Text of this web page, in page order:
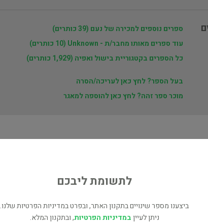
ספרים נוספים למכירה של נעם (39 כותרים)
עוד ספרים מאותו מחבר/ת - Unknown (10 כותרים)
כל הספרים בקטגוריית בישול ואפיה (1,929 כותרים)
בעל הספר? לחץ כאן לעריכה/הסרה
מוכר ספר זהה? לחץ כאן להוספה למאגר
לתשומת ליבכם
ביצענו מספר שינויים בתקנון האתר, ובפרט במדיניות הפרטיות שלנו.
ניתן לעייןבמדיניות הפרטיות, ובתקנון המלא.